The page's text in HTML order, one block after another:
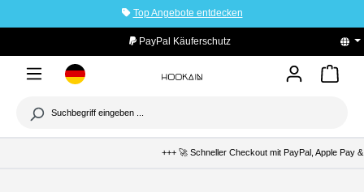
Top Angebote entdecken
PayPal Käuferschutz
+++ 🚀 Schneller Checkout mit PayPal, Apple Pay